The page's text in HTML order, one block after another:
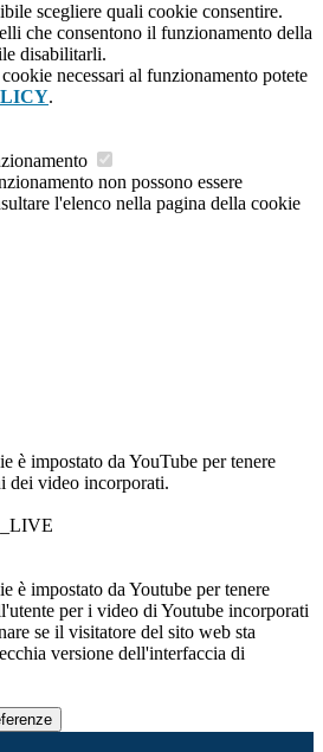
scegliere quali cookie consentire.
che consentono il funzionamento della
disabilitarli.
necessari al funzionamento potete
.
non possono essere
l'elenco nella pagina della cookie
è impostato da YouTube per tenere
dei video incorporati.
è impostato da Youtube per tenere
per i video di Youtube incorporati
se il visitatore del sito web sta
versione dell'interfaccia di